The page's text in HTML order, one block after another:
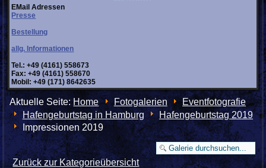
EMail Adressen
Presse
Bestellung
allg. Informationen
Tel.: +49 (4161) 558673
Fax: +49 (4161) 558670
Mobil: +49 (171) 8642635
Aktuelle Seite:Home Fotogalerien
Eventfotografie
Hafengeburtstag in Hamburg
Hafengeburtstag 2019
Impressionen 2019
Zurück zur Kategorieübersicht